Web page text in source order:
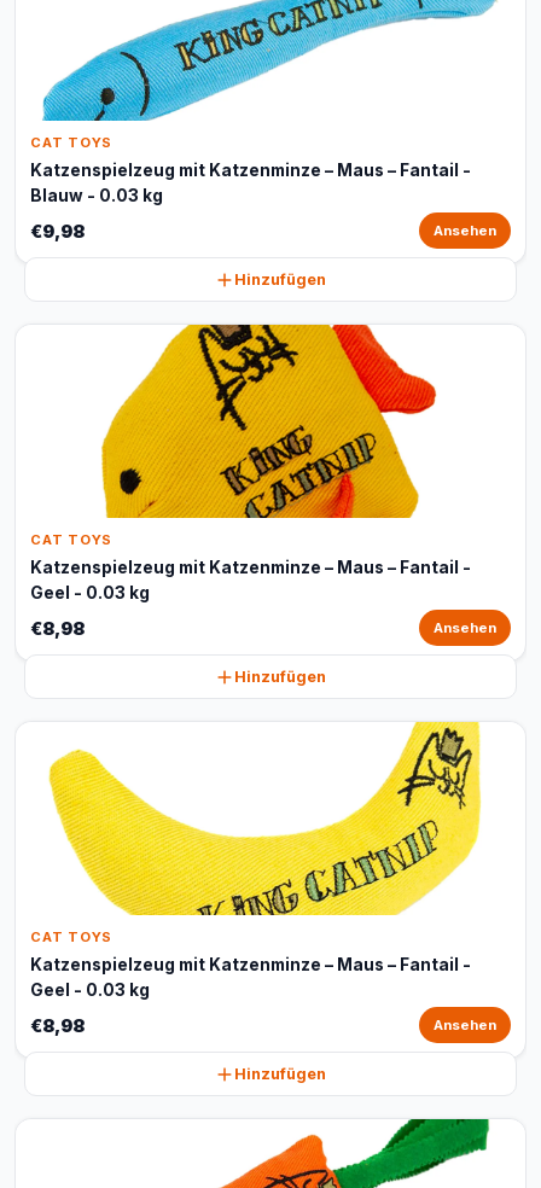
CAT TOYS
Katzenspielzeug mit Katzenminze – Maus – Fantail -
Blauw - 0.03 kg
€9,98 Ansehen
Hinzufügen
CAT TOYS
Katzenspielzeug mit Katzenminze – Maus – Fantail -
Geel - 0.03 kg
€8,98 Ansehen
Hinzufügen
CAT TOYS
Katzenspielzeug mit Katzenminze – Maus – Fantail -
Geel - 0.03 kg
€8,98 Ansehen
Hinzufügen